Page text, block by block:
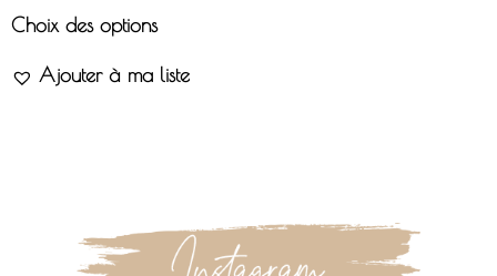
Choix des options
Ajouter à ma liste